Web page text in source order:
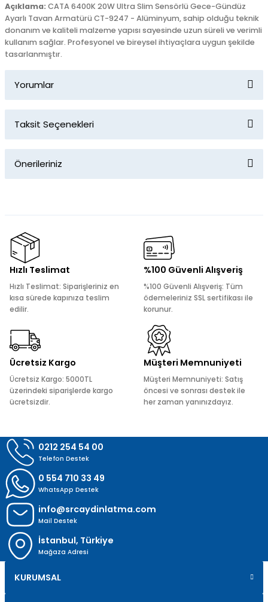
Açıklama: CATA 6400K 20W Ultra Slim Sensörlü Gece-Gündüz
Ayarlı Tavan Armatürü CT-9247 - Alüminyum, sahip olduğu teknik
donanım ve kaliteli malzeme yapısı sayesinde uzun süreli ve verimli
kullanım sağlar. Profesyonel ve bireysel ihtiyaçlara uygun şekilde
tasarlanmıştır.
Yorumlar
Taksit Seçenekleri
Önerileriniz
kullanarak tarafımıza iletebilirsiniz.
Görüş ve önerileriniz için teşekkür ederiz.
Ürün resmi kalitesiz, bozuk veya görüntülenemiyor.
Ürün bilgilerinde hatalar bulunuyor.
Ürün fiyatı diğer sitelerden daha pahalı.
Bu ürüne benzer farklı alternatifler olmalı.
Hızlı Teslimat
Hızlı Teslimat: Siparişleriniz en
kısa sürede kapınıza teslim
edilir.
%100 Güvenli Alışveriş
%100 Güvenli Alışveriş: Tüm
ödemeleriniz SSL sertifikası ile
korunur.
Ücretsiz Kargo
Ücretsiz Kargo: 5000TL
üzerindeki siparişlerde kargo
ücretsizdir.
Müşteri Memnuniyeti
Müşteri Memnuniyeti: Satış
öncesi ve sonrası destek ile
her zaman yanınızdayız.
0212 254 54 00
Telefon Destek
0 554 710 33 49
WhatsApp Destek
info@srcaydinlatma.com
Mail Destek
İstanbul, Türkiye
Mağaza Adresi
KURUMSAL